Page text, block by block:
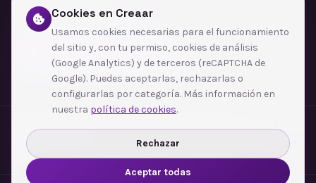
Mataró (Barcelona)
Déjanos tu reseña en Google
Zonas de cobertura·Barcelona·L'Hospitalet de Llobregat·Terrassa·Badalona
Sabadell
Santa Coloma de Gramenet
Ver todas las zonas →
Cookies en Creaar
Usamos cookies necesarias para el funcionamiento
del sitio y, con tu permiso, cookies de análisis
(Google Analytics) y de terceros (reCAPTCHA de
Google). Puedes aceptarlas, rechazarlas o
configurarlas por categoría. Más información en
nuestra política de cookies.
Rechazar
Aceptar todas